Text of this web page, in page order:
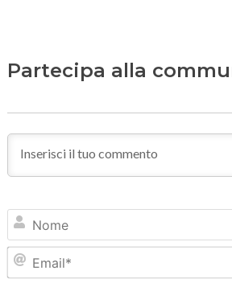
Partecipa alla